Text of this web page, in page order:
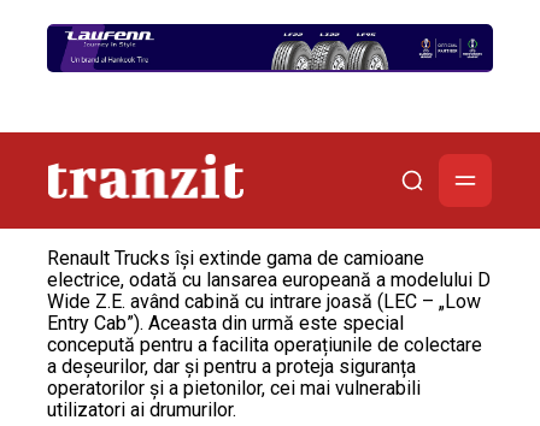
Renault Trucks îşi extinde gama de camioane
electrice, odată cu lansarea europeană a modelului D
Wide Z.E. având cabină cu intrare joasă (LEC – „Low
Entry Cab”). Aceasta din urmă este special
concepută pentru a facilita operațiunile de colectare
a deșeurilor, dar și pentru a proteja siguranța
operatorilor și a pietonilor, cei mai vulnerabili
utilizatori ai drumurilor.